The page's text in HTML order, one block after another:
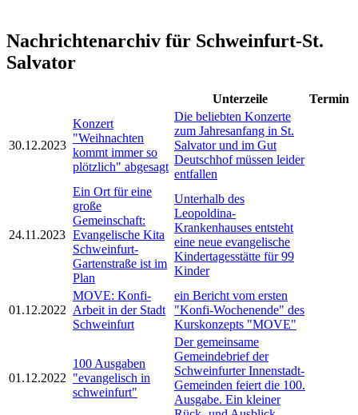
Nachrichtenarchiv für Schweinfurt-St.
Salvator
Unterzeile Termin
30.12.2023
Konzert
"Weihnachten
kommt immer so
plötzlich" abgesagt
Die beliebten Konzerte
zum Jahresanfang in St.
Salvator und im Gut
Deutschhof müssen leider
entfallen
24.11.2023
Ein Ort für eine
große
Gemeinschaft:
Evangelische Kita
Schweinfurt-
Gartenstraße ist im
Plan
Unterhalb des
Leopoldina-
Krankenhauses entsteht
eine neue evangelische
Kindertagesstätte für 99
Kinder
01.12.2022
MOVE: Konfi-
Arbeit in der Stadt
Schweinfurt
ein Bericht vom ersten
"Konfi-Wochenende" des
Kurskonzepts "MOVE"
01.12.2022
100 Ausgaben
"evangelisch in
schweinfurt"
Der gemeinsame
Gemeindebrief der
Schweinfurter Innenstadt-
Gemeinden feiert die 100.
Ausgabe. Ein kleiner